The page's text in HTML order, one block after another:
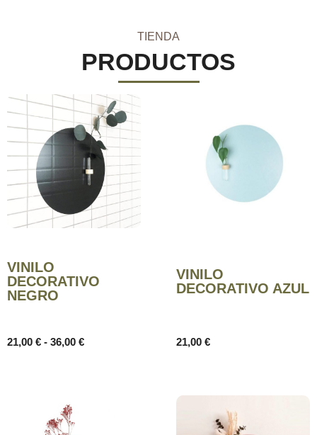
TIENDA
PRODUCTOS
VINILO
DECORATIVO
NEGRO
21,00 € - 36,00 €
VINILO
DECORATIVO AZUL
21,00 €